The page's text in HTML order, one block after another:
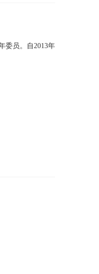
委员。自2013年